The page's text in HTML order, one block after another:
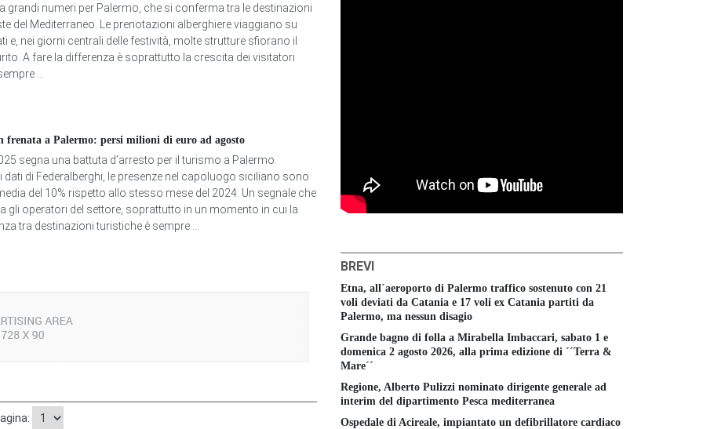
grandi numeri per Palermo, che si conferma tra le destinazioni
del Mediterraneo. Le prenotazioni alberghiere viaggiano su
e, nei giorni centrali delle festività, molte strutture sfiorano il
A fare la differenza è soprattutto la crescita dei visitatori
...
frenata a Palermo: persi milioni di euro ad agosto
segna una battuta d’arresto per il turismo a Palermo.
dati di Federalberghi, le presenze nel capoluogo siciliano sono
del 10% rispetto allo stesso mese del 2024. Un segnale che
gli operatori del settore, soprattutto in un momento in cui la
tra destinazioni turistiche è sempre ...
BREVI
Etna, all´aeroporto di Palermo traffico sostenuto con 21
voli deviati da Catania e 17 voli ex Catania partiti da
Palermo, ma nessun disagio
Grande bagno di folla a Mirabella Imbaccari, sabato 1 e
domenica 2 agosto 2026, alla prima edizione di ´´Terra &
Mare´´
Regione, Alberto Pulizzi nominato dirigente generale ad
interim del dipartimento Pesca mediterranea
Ospedale di Acireale, impiantato un defibrillatore cardiaco